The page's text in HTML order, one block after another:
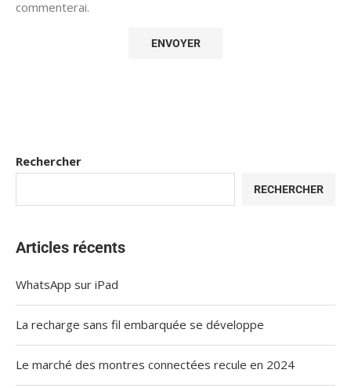
commenterai.
Rechercher
RECHERCHER
Articles récents
WhatsApp sur iPad
La recharge sans fil embarquée se développe
Le marché des montres connectées recule en 2024